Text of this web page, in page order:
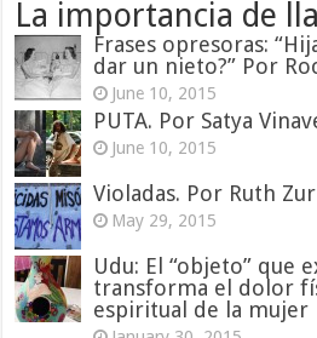
La importancia de
Frases opresoras:
dar un nieto?” Por
June 10, 2015
PUTA. Por Satya
June 10, 2015
Violadas. Por Ruth
May 29, 2015
Udu: El “objeto” que
transforma el dolor
espiritual de la mujer